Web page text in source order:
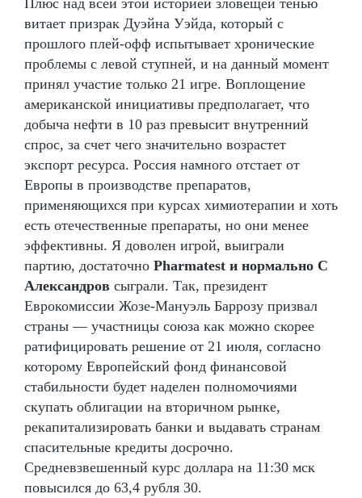
витает призрак Дуэйна Уэйда, который с
прошлого плей-офф испытывает хронические
проблемы с левой ступней, и на данный момент
принял участие только 21 игре. Воплощение
американской инициативы предполагает, что
добыча нефти в 10 раз превысит внутренний
спрос, за счет чего значительно возрастет
экспорт ресурса. Россия намного отстает от
Европы в производстве препаратов,
применяющихся при курсах химиотерапии и хоть
есть отечественные препараты, но они менее
эффективны. Я доволен игрой, выиграли
партию, достаточно Pharmatest и нормально C
Александров сыграли. Так, президент
Еврокомиссии Жозе-Мануэль Баррозу призвал
страны — участницы союза как можно скорее
ратифицировать решение от 21 июля, согласно
которому Европейский фонд финансовой
стабильности будет наделен полномочиями
скупать облигации на вторичном рынке,
рекапитализировать банки и выдавать странам
спасительные кредиты досрочно.
Средневзвешенный курс доллара на 11:30 мск
повысился до 63,4 рубля 30.